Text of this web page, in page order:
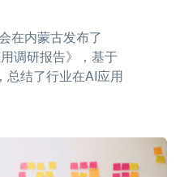
在内蒙古发布了
调研报告》，基于
总结了行业在AI应用